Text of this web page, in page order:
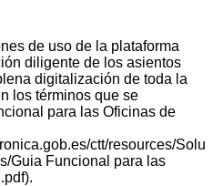
de uso de la plataforma
diligente de los asientos
digitalización de toda la
los términos que se
para las Oficinas de
ctt/resources/Solu
Guia Funcional para las